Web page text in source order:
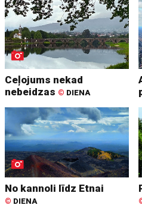
Ceļojums nekad
nebeidzas © DIENA
No kannoli līdz Etnai
© DIENA